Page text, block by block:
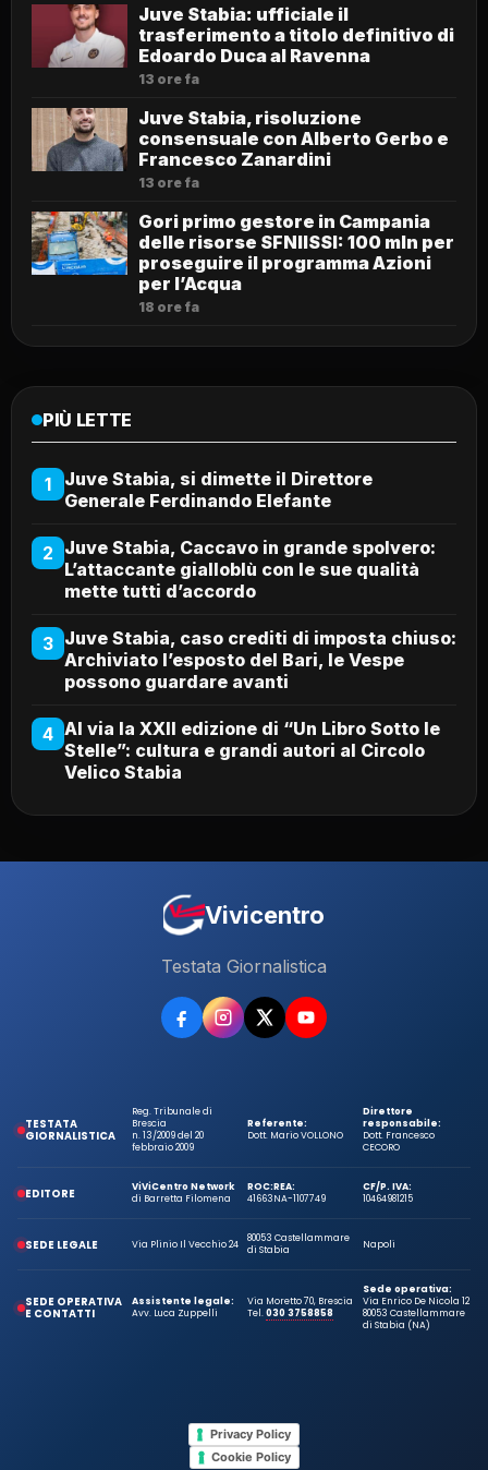
Juve Stabia: ufficiale il
trasferimento a titolo definitivo di
Edoardo Duca al Ravenna
13 ore fa
Juve Stabia, risoluzione
consensuale con Alberto Gerbo e
Francesco Zanardini
13 ore fa
Gori primo gestore in Campania
delle risorse SFNIISSI: 100 mln per
proseguire il programma Azioni
per l’Acqua
18 ore fa
PIÙ LETTE
1
Juve Stabia, si dimette il Direttore
Generale Ferdinando Elefante
2 Juve Stabia, Caccavo in grande spolvero:
L’attaccante gialloblù con le sue qualità
mette tutti d’accordo
3 Juve Stabia, caso crediti di imposta chiuso:
Archiviato l’esposto del Bari, le Vespe
possono guardare avanti
4 Al via la XXII edizione di “Un Libro Sotto le
Stelle”: cultura e grandi autori al Circolo
Velico Stabia
Vivicentro
Testata Giornalistica
TESTATA
GIORNALISTICA
Reg. Tribunale di
Brescia
n. 13/2009 del 20
febbraio 2009
Referente:
Dott. Mario VOLLONO
Direttore
responsabile:
Dott. Francesco
CECORO
EDITORE
ViViCentro Network
di Barretta Filomena
ROC:
41663
REA:
NA-1107749
CF/P. IVA:
10464981215
SEDE LEGALE Via Plinio Il Vecchio 24
80053 Castellammare
di Stabia
Napoli
SEDE OPERATIVA
E CONTATTI
Assistente legale:
Avv. Luca Zuppelli
Via Moretto 70, Brescia
Tel.030 3758858
Sede operativa:
Via Enrico De Nicola 12
80053 Castellammare
di Stabia (NA)
Privacy Policy
Cookie Policy